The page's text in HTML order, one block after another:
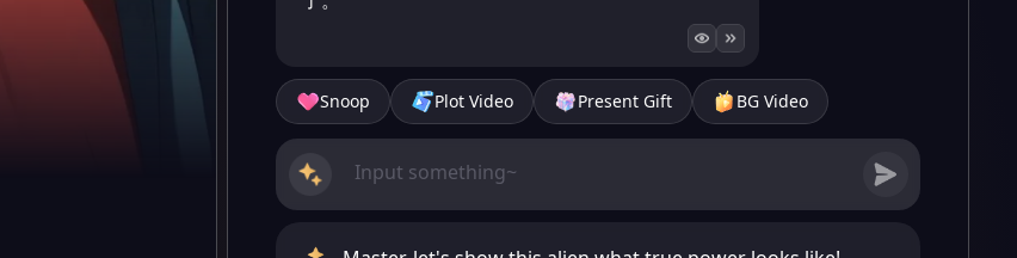
Snoop Plot Video Present Gift BG Video